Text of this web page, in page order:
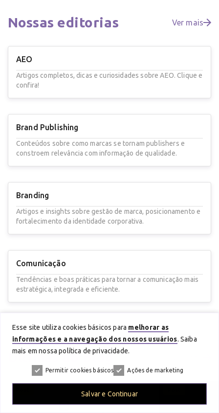
Nossas editorias Ver mais
AEO
Artigos completos, dicas e curiosidades sobre AEO. Clique e
confira!
Brand Publishing
Conteúdos sobre como marcas se tornam publishers e
constroem relevância com informação de qualidade.
Branding
Artigos e insights sobre gestão de marca, posicionamento e
fortalecimento da identidade corporativa.
Comunicação
Tendências e boas práticas para tornar a comunicação mais
estratégica, integrada e eficiente.
Últimas doBlog
Esse site utiliza cookies básicos para melhorar as
informações e a navegação dos nossos usuários. Saiba
mais em nossa política de privacidade.
Permitir cookies básicos Ações de marketing
Salvar e Continuar